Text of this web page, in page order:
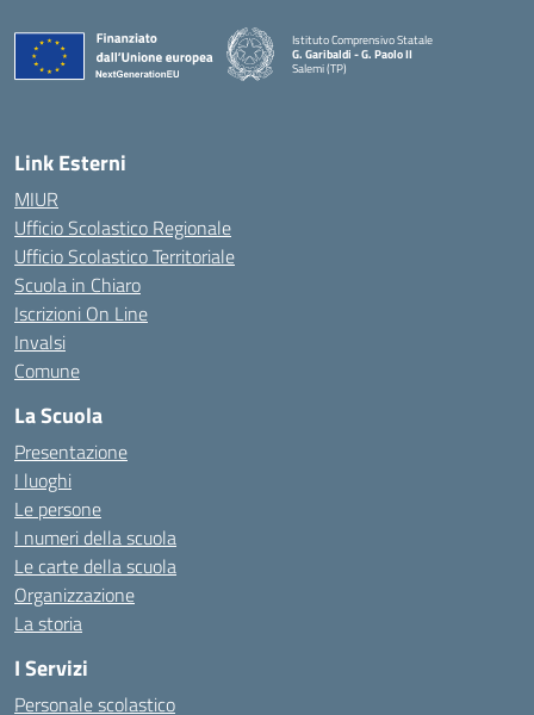
Istituto Comprensivo Statale
G. Garibaldi - G. Paolo II
Salemi (TP)
Link Esterni
MIUR
Ufficio Scolastico Regionale
Ufficio Scolastico Territoriale
Scuola in Chiaro
Iscrizioni On Line
Invalsi
Comune
La Scuola
Presentazione
I luoghi
Le persone
I numeri della scuola
Le carte della scuola
Organizzazione
La storia
I Servizi
Personale scolastico